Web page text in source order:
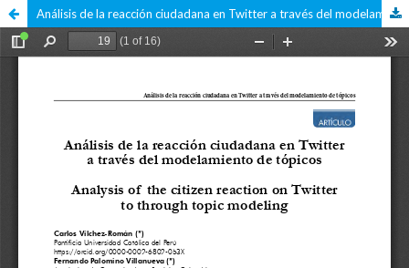
Análisis de la reacción ciudadana en Twitter a través del modelamiento de tópicos